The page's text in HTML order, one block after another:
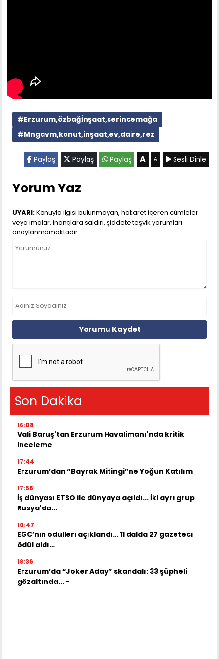
#Erzurum,özbaği̇nşaat,serincemağa
#Mngavm,konut,inşaat,ev,daire,rez
Paylaş Paylaş Paylaş A A Sesli Dinle
Yorum Yaz
UYARI:Konuyla ilgisi bulunmayan, hakaret içeren cümleler
veya imalar, inançlara saldırı, şiddete teşvik yorumları
onaylanmamaktadır.
Yorumu Kaydet
Son Dakika
16:08
Vali Baruş'tan Erzurum Havalimanı'nda kritik
inceleme
17:44
Erzurum’dan “Bayrak Mitingi”ne Yoğun Katılım
17:56
İş dünyası ETSO ile dünyaya açıldı... İki ayrı grup
Rusya'da...
10:47
EGC’nin ödülleri açıklandı… 11 dalda 27 gazeteci
ödül aldı…
18:36
Erzurum’da “Joker Aday” skandalı: 33 şüpheli
gözaltında... -